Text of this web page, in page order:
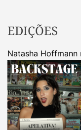
EDIÇÕES
Natasha